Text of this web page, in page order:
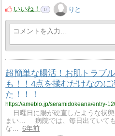
いいね！
0 りと
超簡単な腸活！お肌トラブ
も！！4点を揉むだけなのに
た！！！
日曜日に腸が硬直したような状態
まい… 病院では、毎日出ていて
な…
6年前